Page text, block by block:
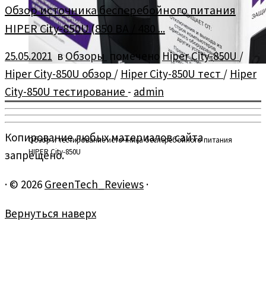
Обзор и тестирование источника бесперебойного питания
HIPER City-850U
Обзор источника бесперебойного питания
HIPER City-850U (850 ВА / 480 ...
25.05.2021 вОбзоры помечено Hiper City-850U /
Hiper City-850U обзор / Hiper City-850U тест / Hiper
City-850U тестирование - admin
Копирование любых материалов сайта
запрещено.
· © 2026 GreenTech_Reviews ·
Вернуться наверх